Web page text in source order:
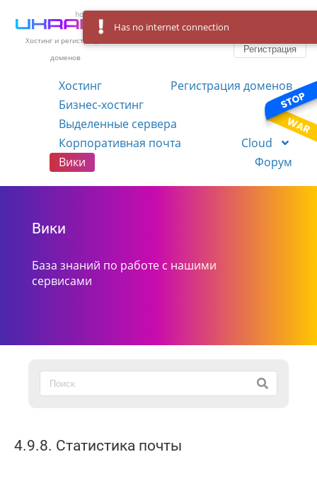
Хостинг и регистрация
доменов
Регистрация
Хостинг
Регистрация доменов
Бизнес-хостинг
VPS
Выделенные сервера
Корпоративная почта
Cloud
Вики
Форум
Вики
База знаний по работе с нашими
сервисами
4.9.8. Статистика почты
Has no internet connection